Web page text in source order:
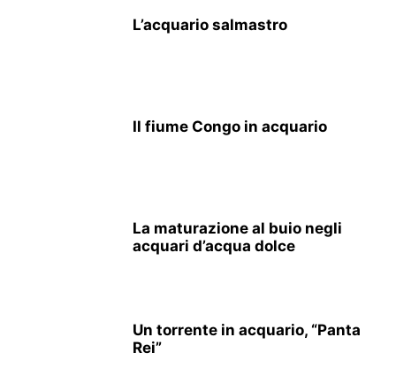
L’acquario salmastro
Il fiume Congo in acquario
La maturazione al buio negli
acquari d’acqua dolce
Un torrente in acquario, “Panta
Rei”